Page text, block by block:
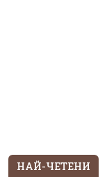
НАЙ-ЧЕТЕНИ